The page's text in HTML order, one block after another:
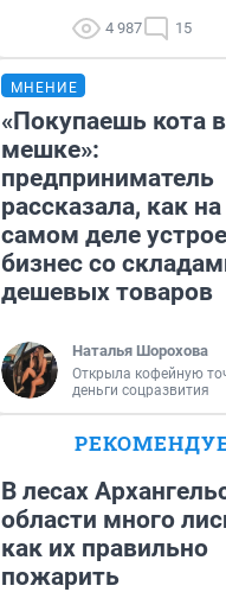
4 987 15
МНЕНИЕ
«Покупаешь кота в
мешке»:
предприниматель
рассказала, как на
самом деле
бизнес со
дешевых товаров
Наталья Шорохова
Открыла кофейную
деньги соцразвития
В лесах
области много
как их правильно
пожарить